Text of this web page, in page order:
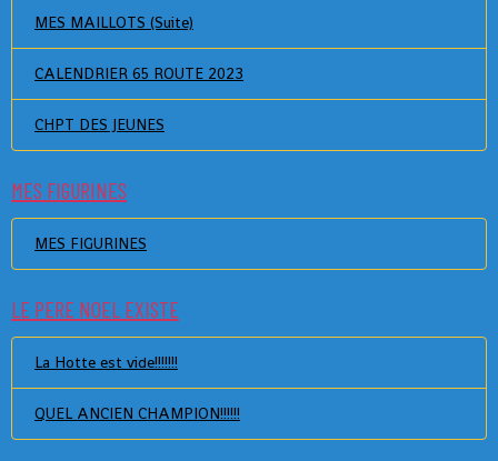
MES MAILLOTS (Suite)
CALENDRIER 65 ROUTE 2023
CHPT DES JEUNES
MES FIGURINES
MES FIGURINES
LE PERE NOEL EXISTE
La Hotte est vide!!!!!!!
QUEL ANCIEN CHAMPION!!!!!!